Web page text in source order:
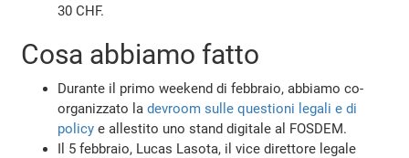
30 CHF.
Cosa abbiamo fatto
Durante il primo weekend di febbraio, abbiamo co-
organizzato ladevroom sulle questioni legali e di
policy e allestito uno stand digitale al FOSDEM.
Il 5 febbraio, Lucas Lasota, il vice direttore legale